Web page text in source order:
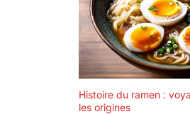
Histoire du ramen :
les origines